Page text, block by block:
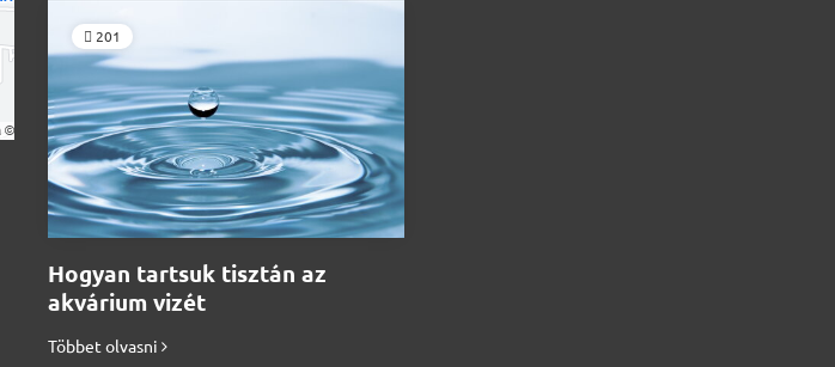
201
Hogyan tartsuk tisztán az
akvárium vizét
Többet olvasni